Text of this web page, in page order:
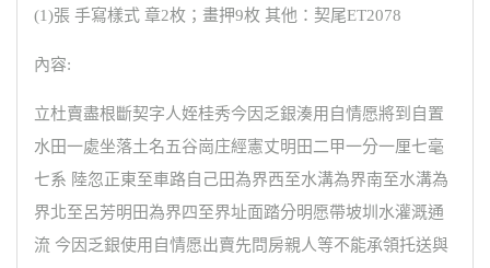
(1)張 手寫樣式 章2枚；畫押9枚 其他：契尾ET2078
內容:
立杜賣盡根斷契字人姪桂秀今因乏銀湊用自情愿將到自置
水田一處坐落土名五谷崗庄經憲丈明田二甲一分一厘七毫
七系 陸忽正東至車路自己田為界西至水溝為界南至水溝為
界北至呂芳明田為界四至界址面踏分明愿帶坡圳水灌溉通
流 今因乏銀使用自情愿出賣先問房親人等不能承領托送與